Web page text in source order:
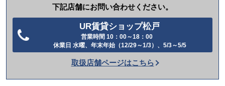
下記店舗にお問い合わせください。
UR賃貸ショップ松戸
営業時間 10：00～18：00
休業日 水曜、年末年始（12/29～1/3）、5/3～5/5
話
か
取扱店舗ページはこちら